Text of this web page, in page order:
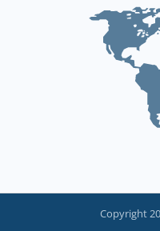
Copyright